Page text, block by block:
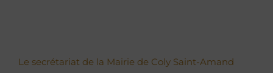
Le secrétariat de la Mairie de Coly Saint-Amand